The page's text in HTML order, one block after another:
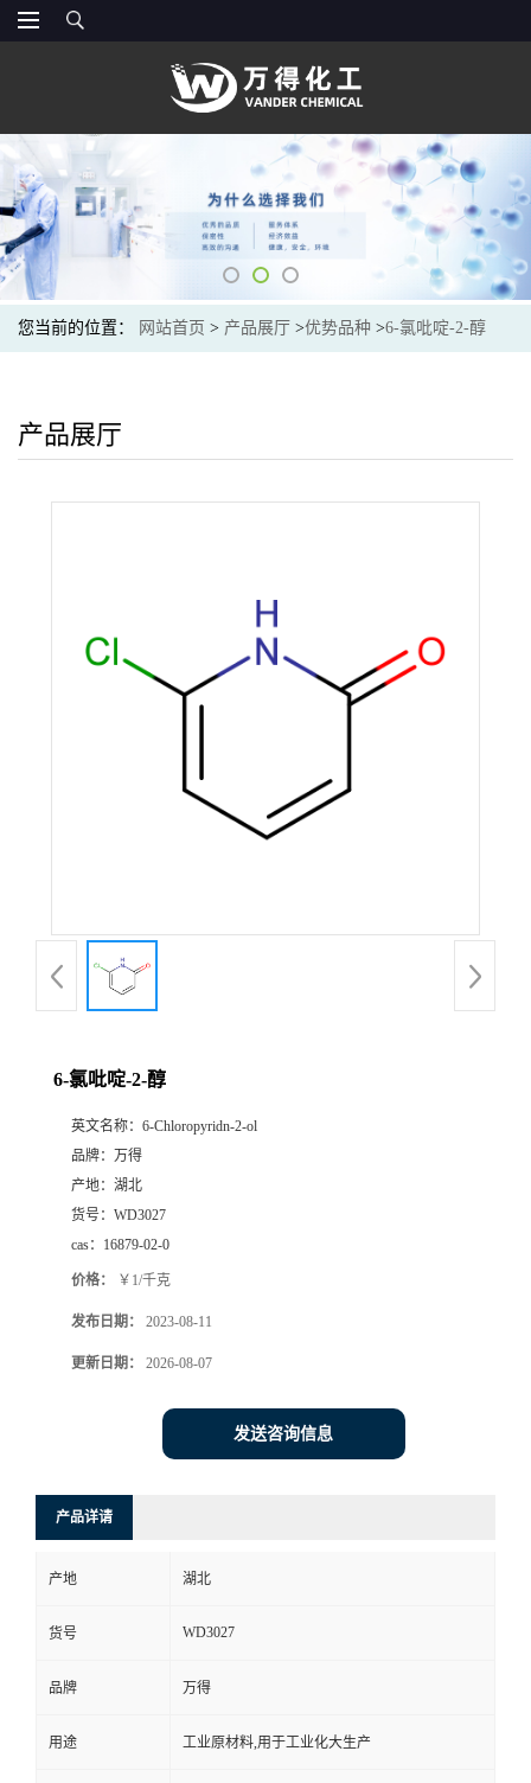
您当前的位置： 网站首页 > 产品展厅 >优势品种 >6-氯吡啶-2-醇
产品展厅
6-氯吡啶-2-醇
英文名称： 6-Chloropyridn-2-ol
品牌： 万得
产地： 湖北
货号： WD3027
cas： 16879-02-0
价格： ￥1/千克
发布日期： 2023-08-11
更新日期： 2026-08-07
发送咨询信息
产品详请
产地 湖北
货号 WD3027
品牌 万得
用途 工业原材料,用于工业化大生产